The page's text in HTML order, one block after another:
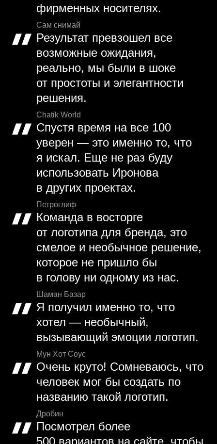
фирменных носителях.
Сам снимай
Результат превзошел все
возможные ожидания,
реально, мы были в шоке
от простоты и элегантности
решения.
Chatik World
Спустя время на все 100
уверен — это именно то, что
я искал. Еще не раз буду
использовать Иронова
в других проектах.
Петроглиф
Команда в восторге
от логотипа для бренда, это
смелое и необычное решение,
которое не пришло бы
в голову ни одному из нас.
Шаман Базар
Я получил именно то, что
хотел — необычный,
вызывающий эмоции логотип.
Мун Хот Соус
Очень круто! Сомневаюсь, что
человек мог бы создать по
названию такой логотип.
Дробин
Посмотрел более
500 вариантов на сайте, чтобы